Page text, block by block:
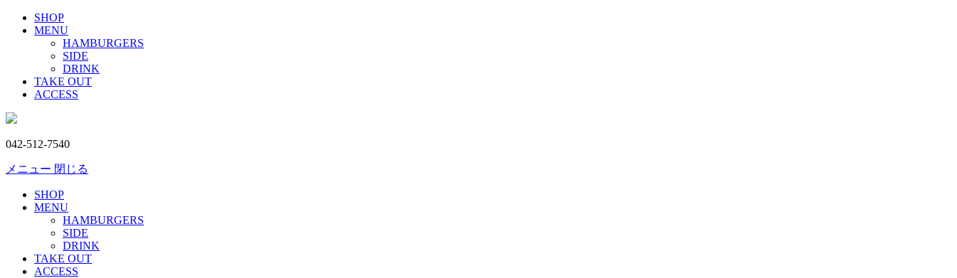
SHOP
MENU
HAMBURGERS
SIDE
DRINK
TAKE OUT
ACCESS
042-512-7540
メニュー 閉じる
SHOP
MENU
HAMBURGERS
SIDE
DRINK
TAKE OUT
ACCESS